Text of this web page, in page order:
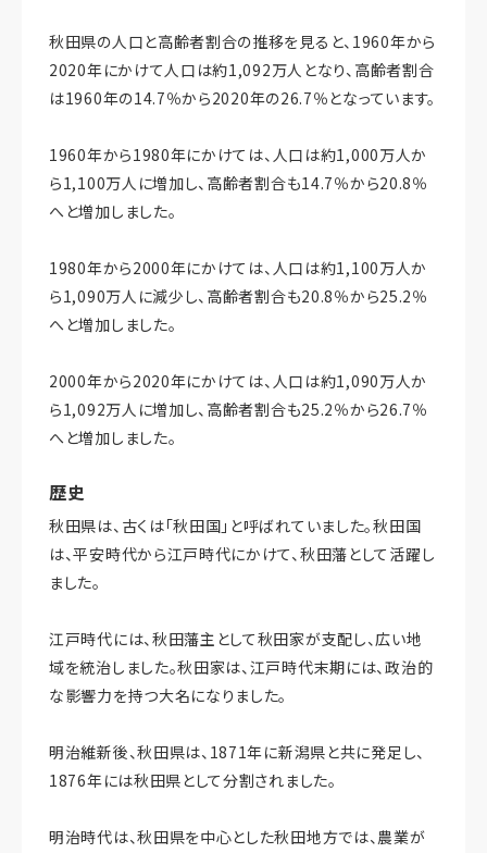
秋田県の人口と高齢者割合の推移を見ると、1960年から
2020年にかけて人口は約1,092万人となり、高齢者割合
は1960年の14.7％から2020年の26.7％となっています。
1960年から1980年にかけては、人口は約1,000万人か
ら1,100万人に増加し、高齢者割合も14.7％から20.8％
へと増加しました。
1980年から2000年にかけては、人口は約1,100万人か
ら1,090万人に減少し、高齢者割合も20.8％から25.2％
へと増加しました。
2000年から2020年にかけては、人口は約1,090万人か
ら1,092万人に増加し、高齢者割合も25.2％から26.7％
へと増加しました。
歴史
秋田県は、古くは「秋田国」と呼ばれていました。秋田国
は、平安時代から江戸時代にかけて、秋田藩として活躍し
ました。
江戸時代には、秋田藩主として秋田家が支配し、広い地
域を統治しました。秋田家は、江戸時代末期には、政治的
な影響力を持つ大名になりました。
明治維新後、秋田県は、1871年に新潟県と共に発足し、
1876年には秋田県として分割されました。
明治時代は、秋田県を中心とした秋田地方では、農業が